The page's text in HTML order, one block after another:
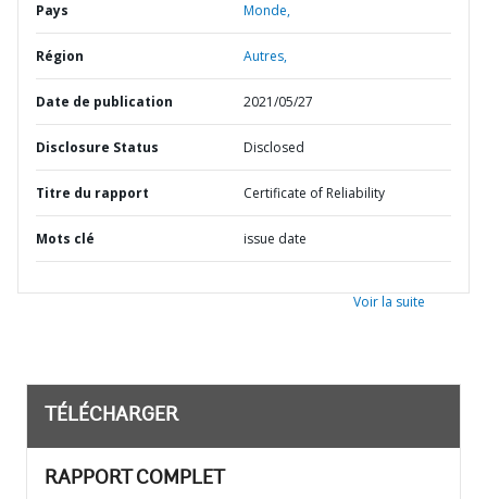
Pays Monde,
Région Autres,
Date de publication 2021/05/27
Disclosure Status Disclosed
Titre du rapport Certificate of Reliability
Mots clé issue date
Voir la suite
TÉLÉCHARGER
RAPPORT COMPLET